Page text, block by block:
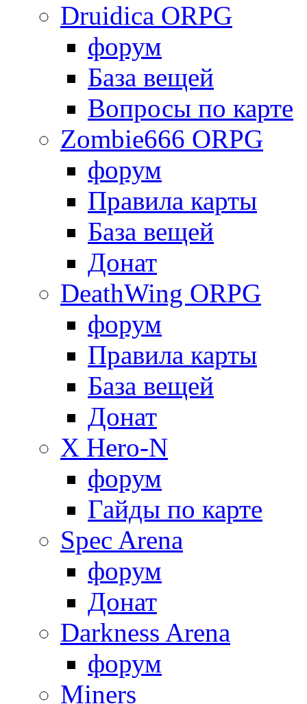
Druidica ORPG
форум
База вещей
Вопросы по карте
Zombie666 ORPG
форум
Правила карты
База вещей
Донат
DeathWing ORPG
форум
Правила карты
База вещей
Донат
X Hero-N
форум
Гайды по карте
Spec Arena
форум
Донат
Darkness Arena
форум
Miners